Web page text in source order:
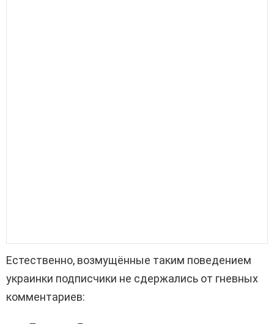
Естественно, возмущённые таким поведением
украинки подписчики не сдержались от гневных
комментариев: